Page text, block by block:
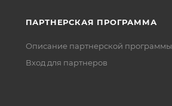
ПАРТНЕРСКАЯ ПРОГРАММА
Описание партнерской программы
Вход для партнеров